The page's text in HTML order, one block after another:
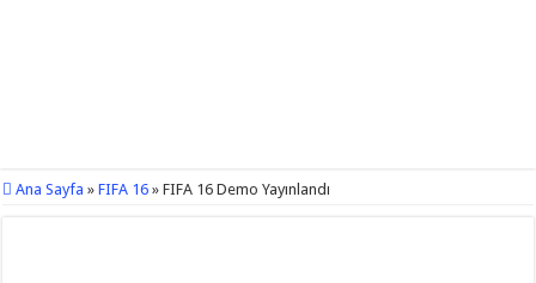
Ana Sayfa » FIFA 16 » FIFA 16 Demo Yayınlandı